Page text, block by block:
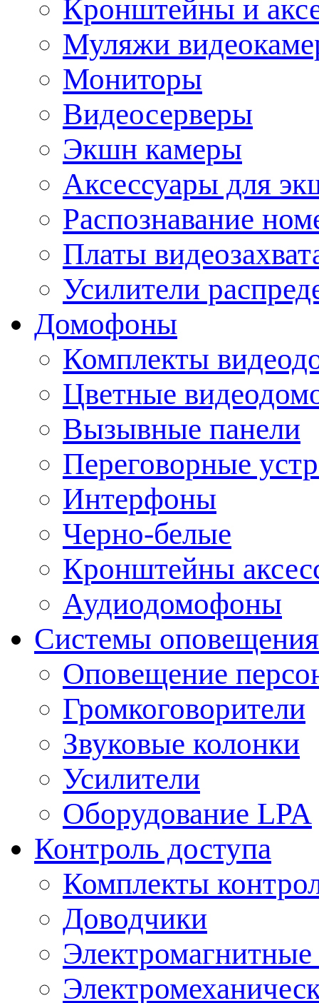
Кронштейны и
Муляжи
Мониторы
Видеосерверы
Экшн камеры
Аксессуары для
Распознавание
Платы
Усилители
Домофоны
Комплекты
Цветные
Вызывные панели
Переговорные
Интерфоны
Черно-белые
Кронштейны
Аудиодомофоны
Системы оповещения
Оповещение
Громкоговорители
Звуковые колонки
Усилители
Оборудование LPA
Контроль доступа
Комплекты
Доводчики